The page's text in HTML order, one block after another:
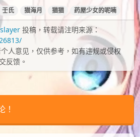
壬氏 猫海月 猫猫 药屋少女的呢喃
slayer 投稿，转载请注明来源：
人意见，仅供参考，如有违规或侵权
反馈。
！